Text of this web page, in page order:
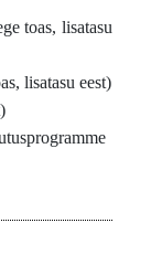
toas, lisatasu
lisatasu eest)